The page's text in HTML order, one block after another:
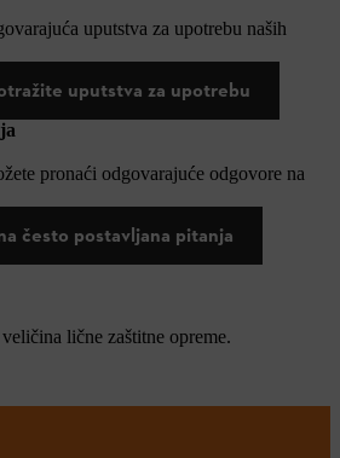
uputstva za upotrebu naših
uputstva za upotrebu
pronaći odgovarajuće odgovore na
često postavljana pitanja
lične zaštitne opreme.